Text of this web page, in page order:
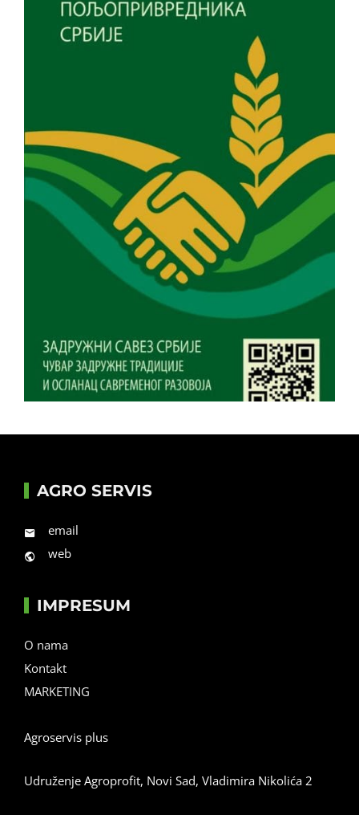
AGRO SERVIS
email
web
IMPRESUM
O nama
Kontakt
MARKETING
Agroservis plus
Udruženje Agroprofit, Novi Sad, Vladimira Nikolića 2